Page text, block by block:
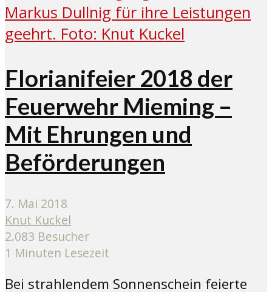
Florianifeier 2018 der
Feuerwehr Mieming –
Mit Ehrungen und
Beförderungen
7. Mai 2018
Knut Kuckel
2.083 Besucher
1 Minuten Lesezeit
Bei strahlendem Sonnenschein feierte